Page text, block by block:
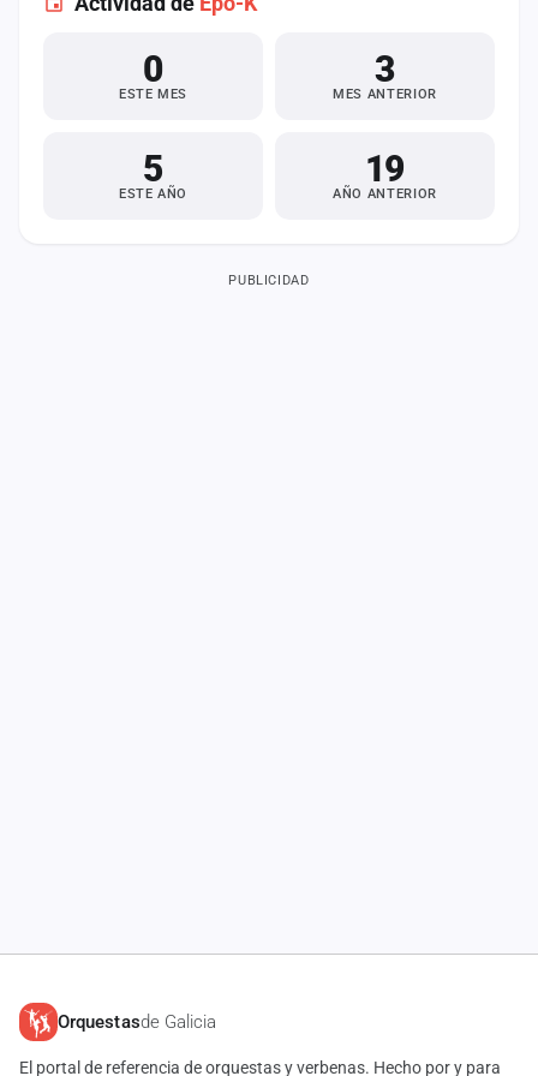
0
ESTE MES
3
MES ANTERIOR
5
ESTE AÑO
19
AÑO ANTERIOR
PUBLICIDAD
Orquestasde Galicia
El portal de referencia de orquestas y verbenas. Hecho por y para